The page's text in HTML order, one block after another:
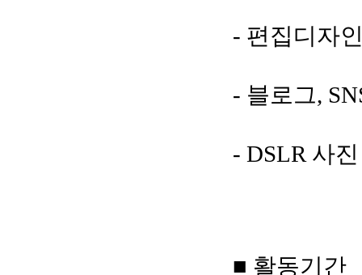
- 편집디자
- 블로그,
- DSLR 사
■ 활동기간